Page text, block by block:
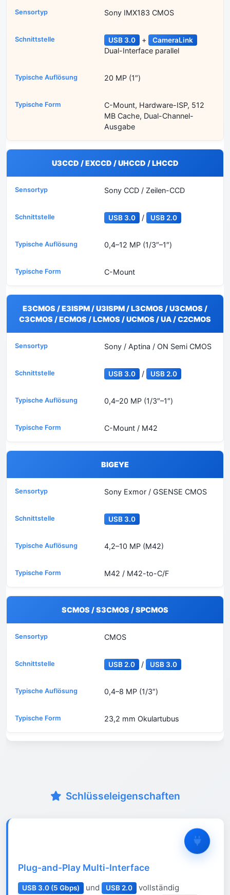
Sony IMX183 CMOS
USB 3.0 + CameraLink
Dual-Interface parallel
20 MP (1″)
C-Mount, Hardware-ISP, 512
MB Cache, Dual-Channel-
Ausgabe
U3CCD / EXCCD / UHCCD / LHCCD
Sony CCD / Zeilen-CCD
USB 3.0 / USB 2.0
0,4–12 MP (1/3″–1″)
C-Mount
E3CMOS / E3ISPM / U3ISPM / L3CMOS / U3CMOS /
C3CMOS / ECMOS / LCMOS / UCMOS / UA / C2CMOS
Sony / Aptina / ON Semi CMOS
USB 3.0 / USB 2.0
0,4–20 MP (1/3″–1″)
C-Mount / M42
BIGEYE
Sony Exmor / GSENSE CMOS
USB 3.0
4,2–10 MP (M42)
M42 / M42-to-C/F
SCMOS / S3CMOS / SPCMOS
CMOS
USB 2.0 / USB 3.0
0,4–8 MP (1/3″)
23,2 mm Okulartubus
Schlüsseleigenschaften
Plug-and-Play Multi-Interface
USB 3.0 (5 Gbps) und USB 2.0
vollständig